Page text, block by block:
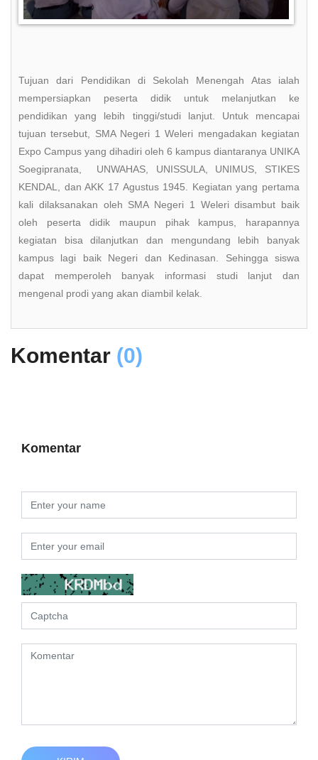
Tujuan dari Pendidikan di Sekolah Menengah Atas ialah
mempersiapkan peserta didik untuk melanjutkan ke
pendidikan yang lebih tinggi/studi lanjut. Untuk mencapai
tujuan tersebut, SMA Negeri 1 Weleri mengadakan kegiatan
Expo Campus yang dihadiri oleh 6 kampus diantaranya UNIKA
Soegipranata, UNWAHAS, UNISSULA, UNIMUS, STIKES
KENDAL, dan AKK 17 Agustus 1945. Kegiatan yang pertama
kali dilaksanakan oleh SMA Negeri 1 Weleri disambut baik
oleh peserta didik maupun pihak kampus, harapannya
kegiatan bisa dilanjutkan dan mengundang lebih banyak
kampus lagi baik Negeri dan Kedinasan. Sehingga siswa
dapat memperoleh banyak informasi studi lanjut dan
mengenal prodi yang akan diambil kelak.
Komentar (0)
Komentar